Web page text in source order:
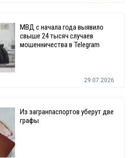
МВД с начала года выявило
свыше 24 тысяч случаев
мошенничества в Telegram
29.07.2026
Из загранпаспортов уберут две
графы